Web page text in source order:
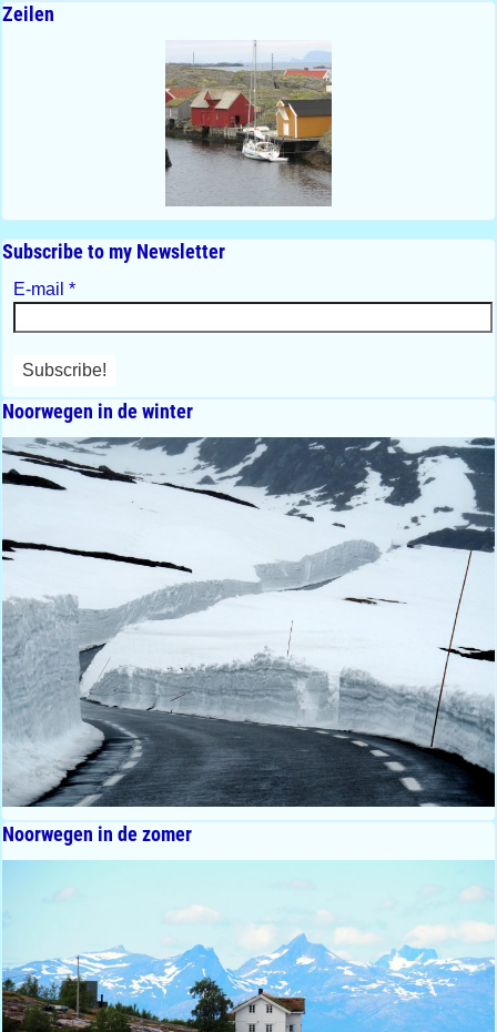
Zeilen
Subscribe to my Newsletter
E-mail *
Noorwegen in de winter
Noorwegen in de zomer